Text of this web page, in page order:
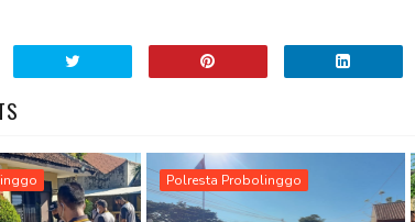
Polresta Probolinggo